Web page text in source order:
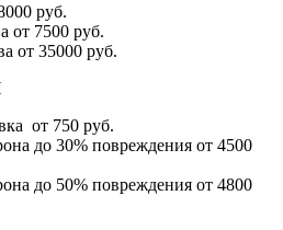
руб.
от 7500 руб.
от 35000 руб.
от 750 руб.
до 30% повреждения от 4500
до 50% повреждения от 4800